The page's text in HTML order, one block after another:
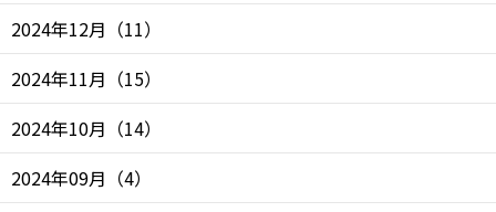
2024年12月 （11）
2024年11月 （15）
2024年10月 （14）
2024年09月 （4）